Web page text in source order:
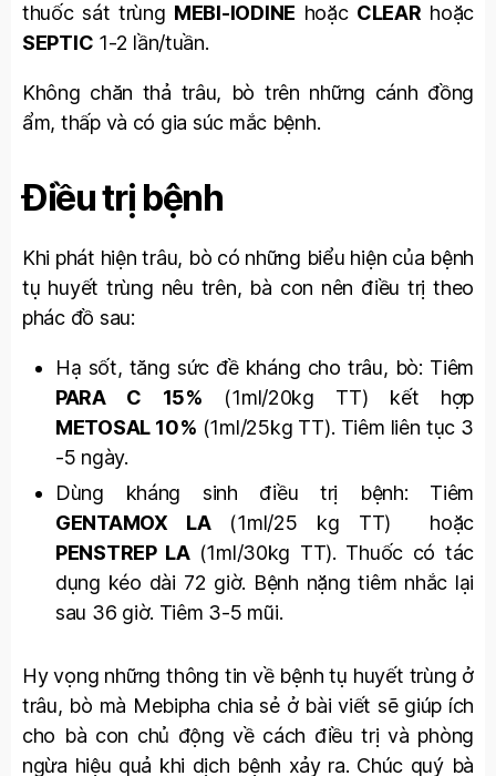
thuốc sát trùng MEBI-IODINE hoặc CLEAR hoặc
SEPTIC 1-2 lần/tuần.
Không chăn thả trâu, bò trên những cánh đồng
ẩm, thấp và có gia súc mắc bệnh.
Điều trị bệnh
Khi phát hiện trâu, bò có những biểu hiện của bệnh
tụ huyết trùng nêu trên, bà con nên điều trị theo
phác đồ sau:
Hạ sốt, tăng sức đề kháng cho trâu, bò: Tiêm
PARA C 15% (1ml/20kg TT) kết hợp
METOSAL 10% (1ml/25kg TT). Tiêm liên tục 3
-5 ngày.
Dùng kháng sinh điều trị bệnh: Tiêm
GENTAMOX LA (1ml/25 kg TT) hoặc
PENSTREP LA (1ml/30kg TT). Thuốc có tác
dụng kéo dài 72 giờ. Bệnh nặng tiêm nhắc lại
sau 36 giờ. Tiêm 3-5 mũi.
Hy vọng những thông tin về bệnh tụ huyết trùng ở
trâu, bò mà Mebipha chia sẻ ở bài viết sẽ giúp ích
cho bà con chủ động về cách điều trị và phòng
ngừa hiệu quả khi dịch bệnh xảy ra. Chúc quý bà